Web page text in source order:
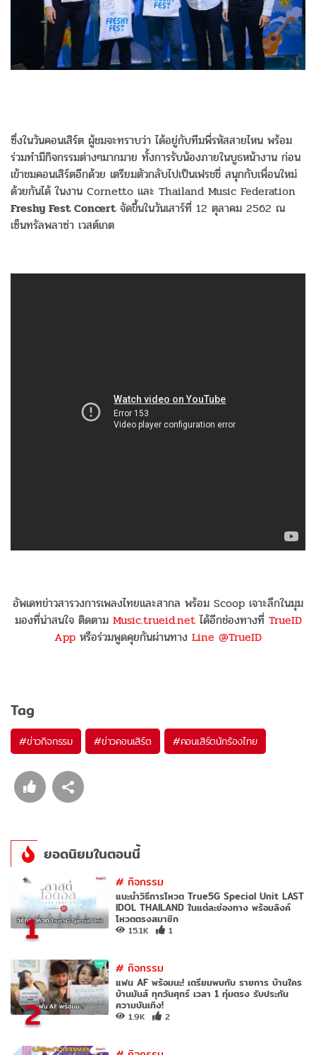
ซึ่งในวันคอนเสิร์ต ผู้ชมจะทราบว่า ได้อยู่กับทีมพี่รหัสสายไหน พร้อม
ร่วมทำมีกิจกรรมต่างๆมากมาย ทั้งการรับน้องภายในบูธหน้างาน ก่อน
เข้าชมคอนเสิร์ตอีกด้วย เตรียมตัวกลับไปเป็นเฟรชชี่ สนุกกับเพื่อนใหม่
ด้วยกันได้ ในงาน Cornetto และ Thailand Music Federation
Freshy Fest Concertจัดขึ้นในวันเสาร์ที่ 12 ตุลาคม 2562 ณ
เซ็นทรัลพลาซ่า เวสต์เกต
อัพเดทข่าวสารวงการเพลงไทยและสากล พร้อม Scoop เจาะลึกในมุม
มองที่น่าสนใจ ติดตาม Music.trueid.netได้อีกช่องทางที่ TrueID
App หรือร่วมพูดคุยกันผ่านทาง Line @TrueID
Tag
#ข่าวกิจกรรม #ข่าวคอนเสิร์ต #คอนเสิร์ตนักร้องไทย
ยอดนิยมในตอนนี้
1
#กิจกรรม
แนะนำวิธีการโหวต True5G Special Unit LAST
IDOL THAILAND ในแต่ละช่องทาง พร้อมลิงค์
โหวตตรงสมาชิก
15.1K 1
2
#กิจกรรม
แฟน AF พร้อมนะ! เตรียมพบกับ รายการ บ้านใคร
บ้านมันส์ ทุกวันศุกร์ เวลา 1 ทุ่มตรง รับประกัน
ความบันเทิง!
1.9K 2